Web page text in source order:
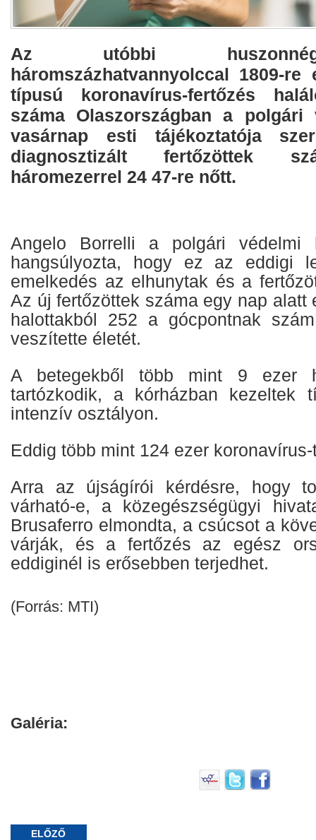
Az utóbbi
háromszázhatvannyolccal 1809-
típusú koronavírus-fertőzés
száma Olaszországban a polgári
vasárnap esti tájékoztatója
diagnosztizált fertőzöttek
háromezerrel 24 47-re nőtt.
Angelo Borrelli a polgári védelmi
hangsúlyozta, hogy ez az eddigi
emelkedés az elhunytak és a
Az új fertőzöttek száma egy nap alatt
halottakból 252 a gócpontnak
veszítette életét.
A betegekből több mint 9 ezer
tartózkodik, a kórházban kezeltek
intenzív osztályon.
Eddig több mint 124 ezer
Arra az újságírói kérdésre, hogy
várható-e, a közegészségügyi
Brusaferro elmondta, a csúcsot a
várják, és a fertőzés az egész
eddiginél is erősebben terjedhet.
(Forrás: MTI)
Galéria:
ELŐZŐ